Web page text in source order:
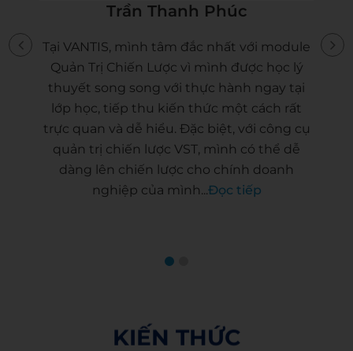
Võ Thị Mộng Mơ
Trong quá trình học trước đây em rất ít
được thực hành mà đa phần là chỉ học lý
thuyết. Tại VANTIS, em được tiếp xúc với
các công cụ quản trị giúp doanh nghiệp
em có thể phát hiện được mình đang bị lỗ
hổng ở chỗ nào từ màn hình thống kê dữ
liệu trực quan. Các giảng viên tại VANTIS đã
hỗ trợ em áp... Đọc tiếp
KIẾN THỨC